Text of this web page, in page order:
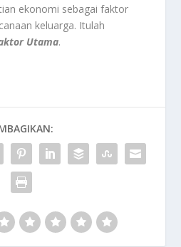
ekonomi sebagai faktor
keluarga. Itulah
Utama.